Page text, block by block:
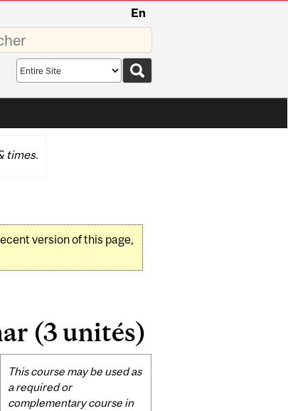
En
Search
scope
times.
version of this page,
(3 unités)
Related
Content
This course may be used as
a required or
complementary course in